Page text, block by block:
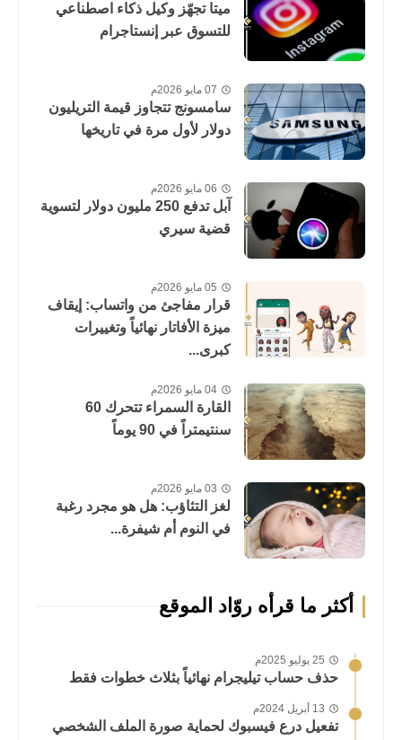
ميتا تجهّز وكيل ذكاء اصطناعي
للتسوق عبر إنستاجرام
07 مايو 2026م
سامسونج تتجاوز قيمة التريليون
دولار لأول مرة في تاريخها
06 مايو 2026م
آبل تدفع 250 مليون دولار لتسوية
قضية سيري
05 مايو 2026م
قرار مفاجئ من واتساب: إيقاف
ميزة الأفاتار نهائياً وتغييرات
كبرى...
04 مايو 2026م
القارة السمراء تتحرك 60
سنتيمتراً في 90 يوماً
03 مايو 2026م
لغز التثاؤب: هل هو مجرد رغبة
في النوم أم شيفرة...
أكثر ما قرأه روّاد الموقع
25 يوليو 2025م
حذف حساب تيليجرام نهائياً بثلاث خطوات فقط
13 أبريل 2024م
تفعيل درع فيسبوك لحماية صورة الملف الشخصي